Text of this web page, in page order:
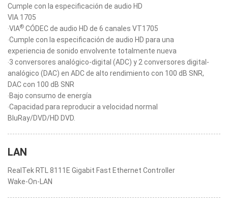
Cumple con la especificación de audio HD
VIA 1705
‧VIA® CÓDEC de audio HD de 6 canales VT1705
‧Cumple con la especificación de audio HD para una
experiencia de sonido envolvente totalmente nueva
‧3 conversores analógico-digital (ADC) y 2 conversores digital-
analógico (DAC) en ADC de alto rendimiento con 100 dB SNR,
DAC con 100 dB SNR
‧Bajo consumo de energía
‧Capacidad para reproducir a velocidad normal
BluRay/DVD/HD DVD.
LAN
RealTek RTL 8111E Gigabit Fast Ethernet Controller
Wake-On-LAN